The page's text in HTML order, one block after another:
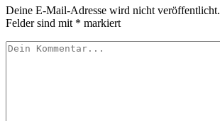
Deine E-Mail-Adresse wird nicht veröffentlicht.
Felder sind mit * markiert